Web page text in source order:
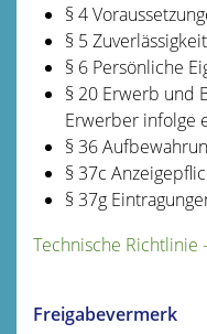
§ 4
§ 5 Zuverlässigkeit
§ 6 Persönliche
§ 20 Erwerb und
Erwerber infolge
§ 36
§ 37c
§ 37g
Technische Richtlinie
Freigabevermerk